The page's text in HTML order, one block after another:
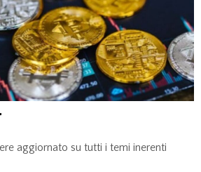
e rata del prestito: quali sono le
e cosa valutare?
6 Ottobre 2025
LEGGI TUTTO »
aggiornato su tutti i temi inerenti